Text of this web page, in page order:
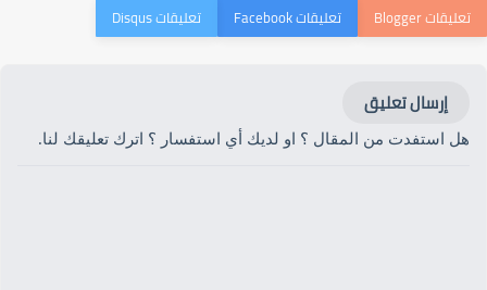
إرسال تعليق
هل استفدت من المقال ؟ او لديك أي استفسار ؟ اترك تعليقك لنا.